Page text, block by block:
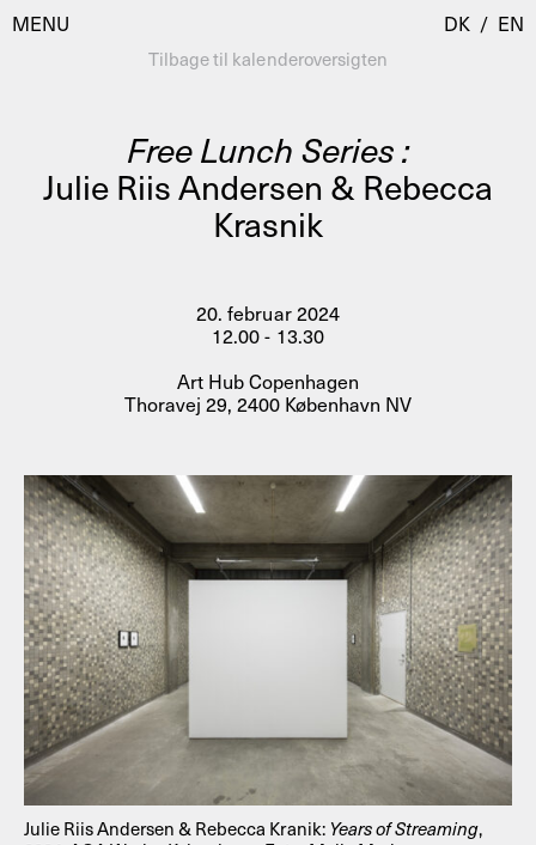
MENU
Besøg
Kalender
Room Room
Programmer
Residencies & Studios
Artistic Research
Om
Om AHC
AHC Channel Søg
DK / EN
Julie Riis Andersen & Rebecca Kranik: Years of Streaming,
Tilbage til kalenderoversigten
Free Lunch Series :
Julie Riis Andersen & Rebecca
Krasnik
20. februar 2024
12.00 - 13.30
Art Hub Copenhagen
Thoravej 29, 2400 København NV